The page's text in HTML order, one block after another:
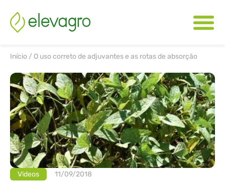
Início / O uso correto de adjuvantes e as rotas de absorção
Videos 11/09/2018